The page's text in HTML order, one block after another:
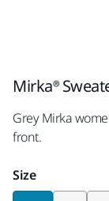
Mirka®
Grey Mirka
front.
Size